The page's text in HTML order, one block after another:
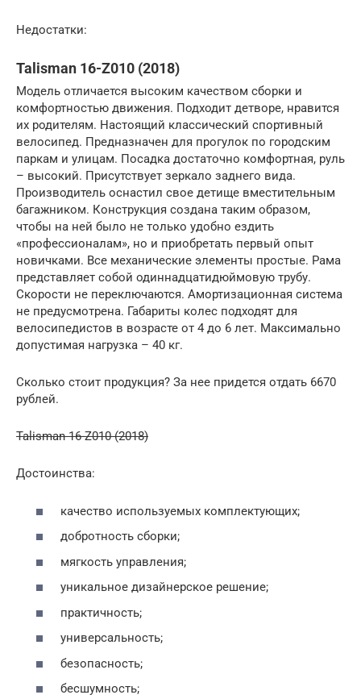
Недостатки:
Talisman 16-Z010 (2018)
Модель отличается высоким качеством сборки и
комфортностью движения. Подходит детворе, нравится
их родителям. Настоящий классический спортивный
велосипед. Предназначен для прогулок по городским
паркам и улицам. Посадка достаточно комфортная, руль
– высокий. Присутствует зеркало заднего вида.
Производитель оснастил свое детище вместительным
багажником. Конструкция создана таким образом,
чтобы на ней было не только удобно ездить
«профессионалам», но и приобретать первый опыт
новичками. Все механические элементы простые. Рама
представляет собой одиннадцатидюймовую трубу.
Скорости не переключаются. Амортизационная система
не предусмотрена. Габариты колес подходят для
велосипедистов в возрасте от 4 до 6 лет. Максимально
допустимая нагрузка – 40 кг.
Сколько стоит продукция? За нее придется отдать 6670
рублей.
Talisman 16-Z010 (2018)
Достоинства:
качество используемых комплектующих;
добротность сборки;
мягкость управления;
уникальное дизайнерское решение;
практичность;
универсальность;
безопасность;
бесшумность;